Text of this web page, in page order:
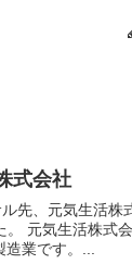
式会社
先、元気生活株
乳
造業です。...